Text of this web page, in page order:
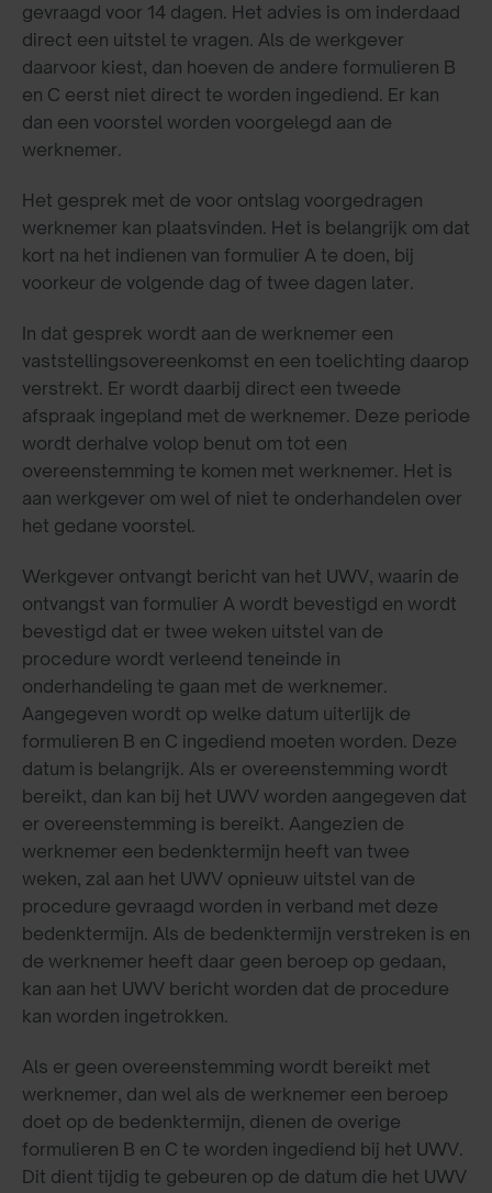
gevraagd voor 14 dagen. Het advies is om inderdaad
direct een uitstel te vragen. Als de werkgever
daarvoor kiest, dan hoeven de andere formulieren B
en C eerst niet direct te worden ingediend. Er kan
dan een voorstel worden voorgelegd aan de
werknemer.
Het gesprek met de voor ontslag voorgedragen
werknemer kan plaatsvinden. Het is belangrijk om dat
kort na het indienen van formulier A te doen, bij
voorkeur de volgende dag of twee dagen later.
In dat gesprek wordt aan de werknemer een
vaststellingsovereenkomst en een toelichting daarop
verstrekt. Er wordt daarbij direct een tweede
afspraak ingepland met de werknemer. Deze periode
wordt derhalve volop benut om tot een
overeenstemming te komen met werknemer. Het is
aan werkgever om wel of niet te onderhandelen over
het gedane voorstel.
Werkgever ontvangt bericht van het UWV, waarin de
ontvangst van formulier A wordt bevestigd en wordt
bevestigd dat er twee weken uitstel van de
procedure wordt verleend teneinde in
onderhandeling te gaan met de werknemer.
Aangegeven wordt op welke datum uiterlijk de
formulieren B en C ingediend moeten worden. Deze
datum is belangrijk. Als er overeenstemming wordt
bereikt, dan kan bij het UWV worden aangegeven dat
er overeenstemming is bereikt. Aangezien de
werknemer een bedenktermijn heeft van twee
weken, zal aan het UWV opnieuw uitstel van de
procedure gevraagd worden in verband met deze
bedenktermijn. Als de bedenktermijn verstreken is en
de werknemer heeft daar geen beroep op gedaan,
kan aan het UWV bericht worden dat de procedure
kan worden ingetrokken.
Als er geen overeenstemming wordt bereikt met
werknemer, dan wel als de werknemer een beroep
doet op de bedenktermijn, dienen de overige
formulieren B en C te worden ingediend bij het UWV.
Dit dient tijdig te gebeuren op de datum die het UWV